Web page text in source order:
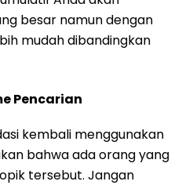
besar namun dengan
mudah dibandingkan
Pencarian
kembali menggunakan
bahwa ada orang yang
tersebut. Jangan